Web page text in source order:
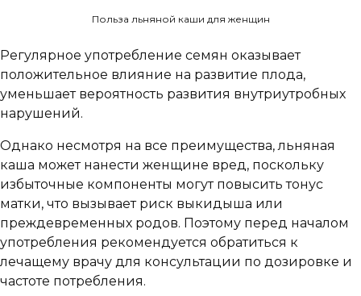
Польза льняной каши для женщин
Регулярное употребление семян оказывает
положительное влияние на развитие плода,
уменьшает вероятность развития внутриутробных
нарушений.
Однако несмотря на все преимущества, льняная
каша может нанести женщине вред, поскольку
избыточные компоненты могут повысить тонус
матки, что вызывает риск выкидыша или
преждевременных родов. Поэтому перед началом
употребления рекомендуется обратиться к
лечащему врачу для консультации по дозировке и
частоте потребления.